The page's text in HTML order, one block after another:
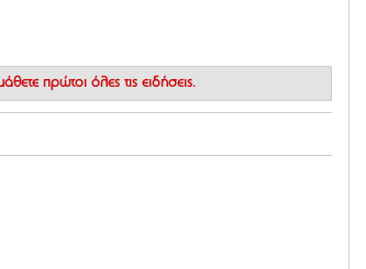
πρώτοι όλες τις ειδήσεις.